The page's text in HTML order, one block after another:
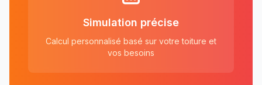
Simulation précise
Calcul personnalisé basé sur votre toiture et
vos besoins